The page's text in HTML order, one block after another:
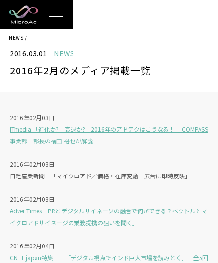
MicroAd
-
Redesigning
Life
NEWS
2016.03.01 NEWS
2016年2月のメディア掲載一覧
2016年02月03日
ITmedia 「進化か? 衰退か? 2016年のアドテクはこうなる！ 」COMPASS
事業部 部長の福田 裕也が解説
2016年02月03日
日経産業新聞 「マイクロアド／価格・在庫変動 広告に即時反映」
2016年02月03日
Adver Times「PRとデジタルサイネージの融合で何ができる？ベクトルとマ
イクロアドサイネージの業務提携の狙いを聞く」
2016年02月04日
CNET japan特集 「デジタル視点でインド巨大市場を読みとく」 全5回